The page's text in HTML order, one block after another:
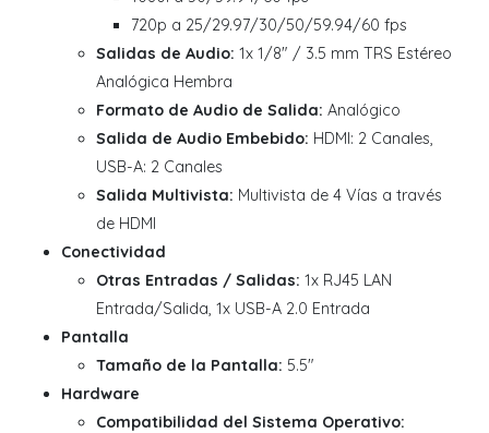
720p a 25/29.97/30/50/59.94/60 fps
Salidas de Audio: 1x 1/8" / 3.5 mm TRS Estéreo
Analógica Hembra
Formato de Audio de Salida: Analógico
Salida de Audio Embebido: HDMI: 2 Canales,
USB-A: 2 Canales
Salida Multivista: Multivista de 4 Vías a través
de HDMI
Conectividad
Otras Entradas / Salidas: 1x RJ45 LAN
Entrada/Salida, 1x USB-A 2.0 Entrada
Pantalla
Tamaño de la Pantalla: 5.5"
Hardware
Compatibilidad del Sistema Operativo: